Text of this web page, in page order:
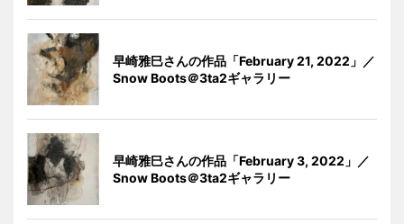
早崎雅巳さんの作品「February 21, 2022」／
Snow Boots＠3ta2ギャラリー
早崎雅巳さんの作品「February 3, 2022」／
Snow Boots＠3ta2ギャラリー